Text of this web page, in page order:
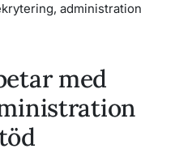
administration
med